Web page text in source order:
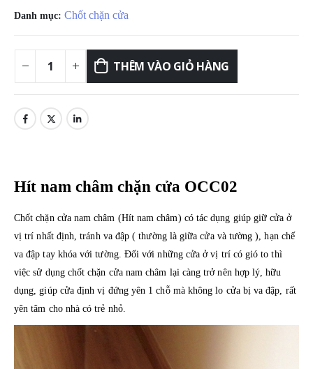
Danh mục: Chốt chặn cửa
THÊM VÀO GIỎ HÀNG
Hít nam châm chặn cửa OCC02
Chốt chặn cửa nam châm (Hít nam châm) có tác dụng giúp giữ cửa ở
vị trí nhất định, tránh va đập ( thường là giữa cửa và tường ), hạn chế
va đập tay khóa với tường. Đối với những cửa ở vị trí có gió to thì
việc sử dụng chốt chặn cửa nam châm lại càng trở nên hợp lý, hữu
dụng, giúp cửa định vị đứng yên 1 chỗ mà không lo cửa bị va đập, rất
yên tâm cho nhà có trẻ nhỏ.